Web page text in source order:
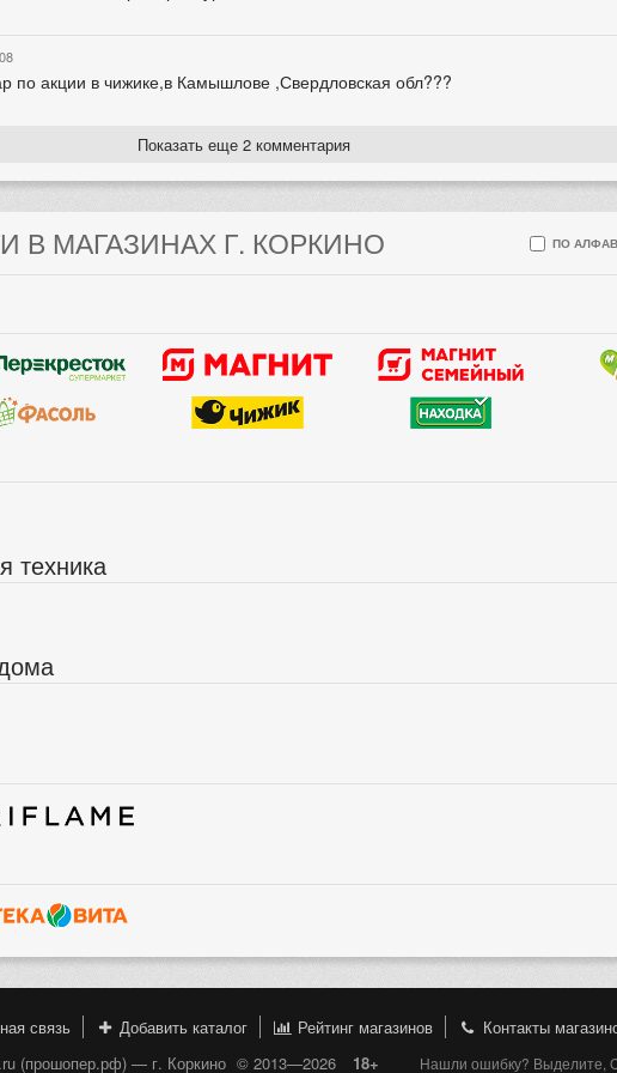
по акции в чижике,в Камышлове ,Свердловская обл???
Показать еще 2 комментария
В МАГАЗИНАХ Г. КОРКИНО ПО
техника
связь Добавить каталог Рейтинг магазинов
Контакты
(прошопер.рф) — г. Коркино © 2013—2026 18+ Нашли ошибку? Выделите,